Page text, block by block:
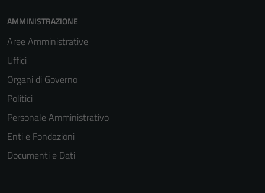
AMMINISTRAZIONE
Aree Amministrative
Uffici
Organi di Governo
Politici
Personale Amministrativo
Enti e Fondazioni
Documenti e Dati